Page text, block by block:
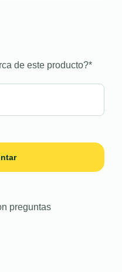
de este producto?*
preguntas